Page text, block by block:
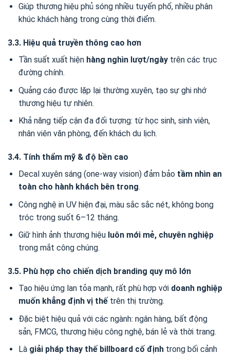
Giúp thương hiệu phủ sóng nhiều tuyến phố, nhiều phân
khúc khách hàng trong cùng thời điểm.
3.3. Hiệu quả truyền thông cao hơn
Tần suất xuất hiện hàng nghìn lượt/ngàytrên các trục
đường chính.
Quảng cáo được lặp lại thường xuyên, tạo sự ghi nhớ
thương hiệu tự nhiên.
Khả năng tiếp cận đa đối tượng: từ học sinh, sinh viên,
nhân viên văn phòng, đến khách du lịch.
3.4. Tính thẩm mỹ & độ bền cao
Decal xuyên sáng (one-way vision) đảm bảo tầm nhìn an
toàn cho hành khách bên trong.
Công nghệ in UV hiện đại, màu sắc sắc nét, không bong
tróc trong suốt 6–12 tháng.
Giữ hình ảnh thương hiệu luôn mới mẻ, chuyên nghiệp
trong mắt công chúng.
3.5. Phù hợp cho chiến dịch branding quy mô lớn
Tạo hiệu ứng lan tỏa mạnh, rất phù hợp với doanh nghiệp
muốn khẳng định vị thếtrên thị trường.
Đặc biệt hiệu quả với các ngành: ngân hàng, bất động
sản, FMCG, thương hiệu công nghệ, bán lẻ và thời trang.
Là giải pháp thay thế billboard cố địnhtrong bối cảnh